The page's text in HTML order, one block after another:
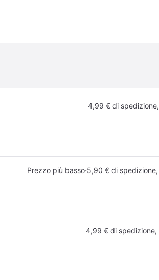
4,99 € di spedizione,
Prezzo più basso·5,90 € di spedizione,
4,99 € di spedizione,